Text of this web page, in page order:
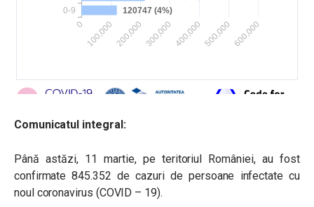
Comunicatul integral:
Până astăzi, 11 martie, pe teritoriul României, au fost
confirmate 845.352 de cazuri de persoane infectate cu
noul coronavirus (COVID – 19).